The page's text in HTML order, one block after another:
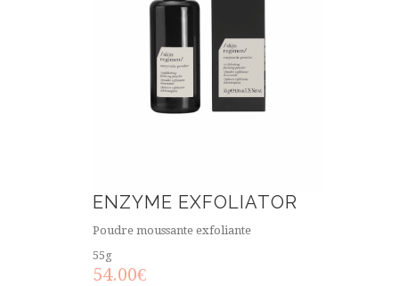
ENZYME EXFOLIATOR
Poudre moussante exfoliante
55g
54.00€